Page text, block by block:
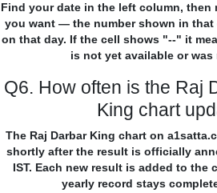
Find your date in the left column, then
you want — the number shown in that
on that day. If the cell shows "--" it
is not yet available or was
Q6. How often is the Raj
King chart
The Raj Darbar King chart on
shortly after the result is officially
IST. Each new result is added to the
yearly record stays